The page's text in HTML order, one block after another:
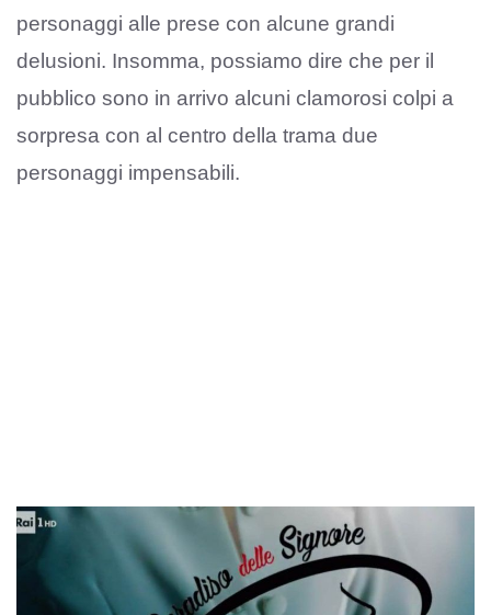
personaggi alle prese con alcune grandi
delusioni. Insomma, possiamo dire che per il
pubblico sono in arrivo alcuni clamorosi colpi a
sorpresa con al centro della trama due
personaggi impensabili.